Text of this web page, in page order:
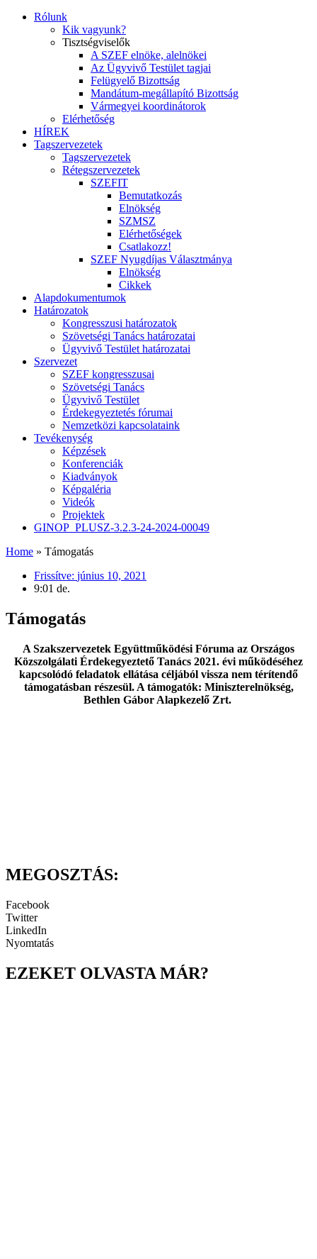
Rólunk
Kik vagyunk?
Tisztségviselők
A SZEF elnöke, alelnökei
Az Ügyvivő Testület tagjai
Felügyelő Bizottság
Mandátum-megállapító Bizottság
Vármegyei koordinátorok
Elérhetőség
HÍREK
Tagszervezetek
Tagszervezetek
Rétegszervezetek
SZEFIT
Bemutatkozás
Elnökség
SZMSZ
Elérhetőségek
Csatlakozz!
SZEF Nyugdíjas Választmánya
Elnökség
Cikkek
Alapdokumentumok
Határozatok
Kongresszusi határozatok
Szövetségi Tanács határozatai
Ügyvivő Testület határozatai
Szervezet
SZEF kongresszusai
Szövetségi Tanács
Ügyvivő Testület
Érdekegyeztetés fórumai
Nemzetközi kapcsolataink
Tevékenység
Képzések
Konferenciák
Kiadványok
Képgaléria
Videók
Projektek
GINOP_PLUSZ-3.2.3-24-2024-00049
Home » Támogatás
Frissítve: június 10, 2021
9:01 de.
Támogatás
A Szakszervezetek Együttműködési Fóruma az Országos
Közszolgálati Érdekegyeztető Tanács 2021. évi működéséhez
kapcsolódó feladatok ellátása céljából vissza nem térítendő
támogatásban részesül. A támogatók: Miniszterelnökség,
Bethlen Gábor Alapkezelő Zrt.
MEGOSZTÁS:
Facebook
Twitter
LinkedIn
Nyomtatás
EZEKET OLVASTA MÁR?